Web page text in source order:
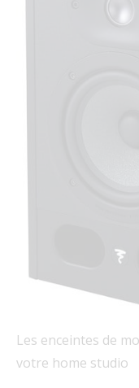
Les enceintes de
votre home studio